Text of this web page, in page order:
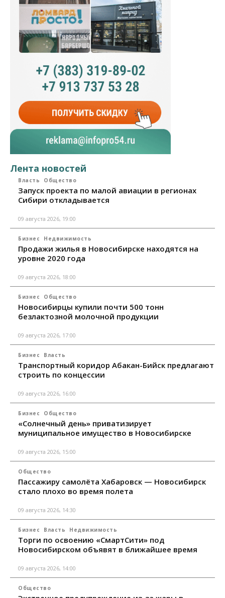
Лента новостей
Власть Общество
Запуск проекта по малой авиации в регионах
Сибири откладывается
09 августа 2026, 19:00
Бизнес Недвижимость
Продажи жилья в Новосибирске находятся на
уровне 2020 года
09 августа 2026, 18:00
Бизнес Общество
Новосибирцы купили почти 500 тонн
безлактозной молочной продукции
09 августа 2026, 17:00
Бизнес Власть
Транспортный коридор Абакан-Бийск предлагают
строить по концессии
09 августа 2026, 16:00
Бизнес Общество
«Солнечный день» приватизирует
муниципальное имущество в Новосибирске
09 августа 2026, 15:00
Общество
Пассажиру самолёта Хабаровск — Новосибирск
стало плохо во время полета
09 августа 2026, 14:30
Бизнес Власть Недвижимость
Торги по освоению «СмартСити» под
Новосибирском объявят в ближайшее время
09 августа 2026, 14:00
Общество